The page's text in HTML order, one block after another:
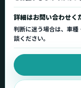
詳細はお問い合わせく
判断に迷う場合は、車
談ください。
製品一覧
車種適合を確認
用途から製品を選ぶ
取扱店舗・購入先
弊社販売ストアへ